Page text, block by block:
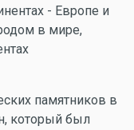
- Европе и
в мире,
памятников в
который был